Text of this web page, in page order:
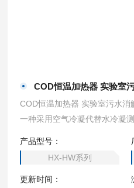
COD恒温加热器 实验室
COD恒温加热器 实验室污水消
一种采用空气冷凝代替水冷凝
是一种实验手段仪器化新产品。
产品型号：
HX-HW系列
更新时间：